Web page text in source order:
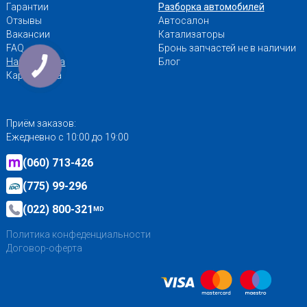
Гарантии
Отзывы
Вакансии
FAQ
Наши адреса
Карта сайта
Разборка автомобилей
Автосалон
Катализаторы
Бронь запчастей не в наличии
Блог
Приём заказов:
Ежедневно с 10:00 до 19:00
(060) 713-426
(775) 99-296
(022) 800-321MD
Политика конфеденциальности
Договор-оферта